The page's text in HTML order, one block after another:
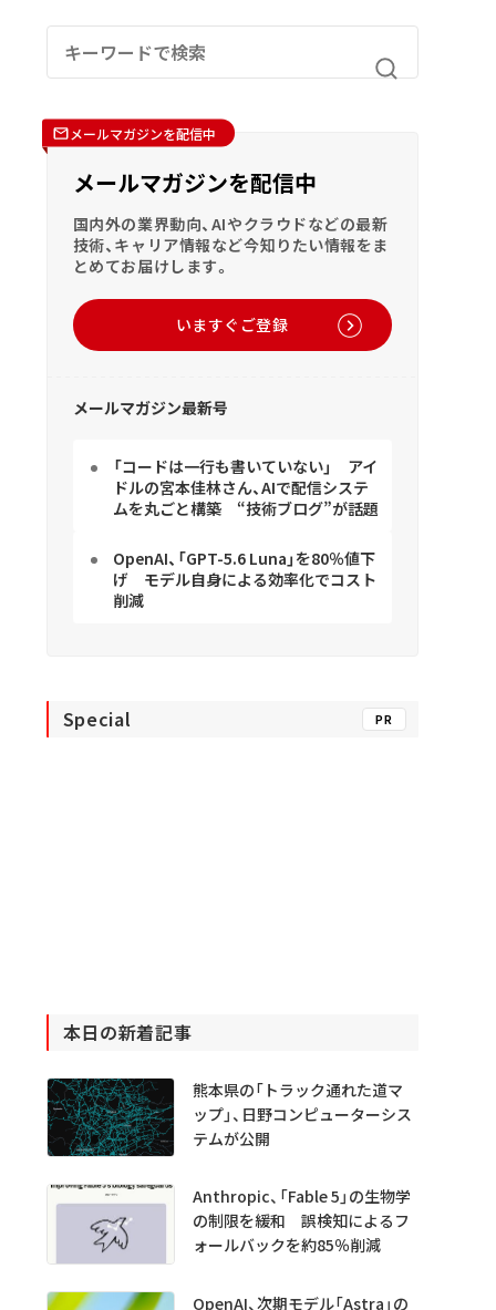
メールマガジンを配信中
メールマガジンを配信中
国内外の業界動向、AIやクラウドなどの最新
技術、キャリア情報など今知りたい情報をま
とめてお届けします。
いますぐご登録
メールマガジン最新号
「コードは一行も書いていない」 アイ
ドルの宮本佳林さん、AIで配信システ
ムを丸ごと構築 “技術ブログ”が話題
OpenAI、「GPT-5.6 Luna」を80％値下
げ モデル自身による効率化でコスト
削減
Special PR
本日の新着記事
熊本県の「トラック通れた道マ
ップ」、日野コンピューターシス
テムが公開
Anthropic、「Fable 5」の生物学
の制限を緩和 誤検知によるフ
ォールバックを約85％削減
OpenAI、次期モデル「Astra」の